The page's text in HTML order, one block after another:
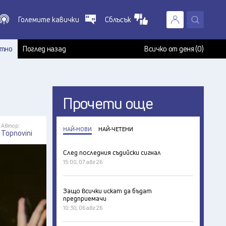
X
Големите кавички Сблъсък
Поглед назад Всичко от деня (0)
Автор:
Topnovini
Прочети още
НАЙ-НОВИ НАЙ-ЧЕТЕНИ
След последния съдийски сигнал
15:00, 07 авг 26
Защо всички искат да бъдат
предприемачи
10:30, 06 авг 26